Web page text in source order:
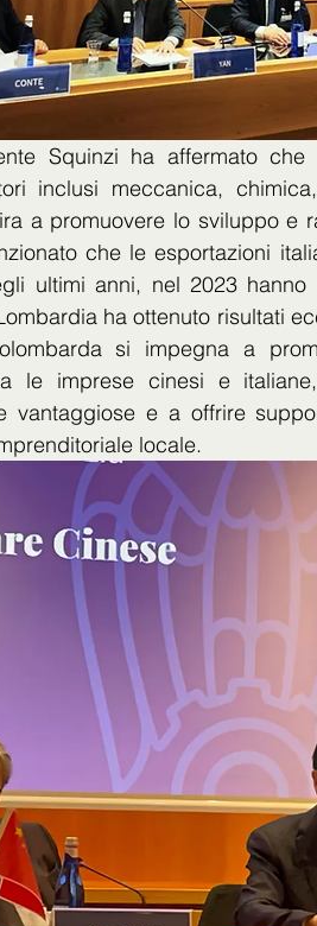
Squinzi ha affermato che
inclusi meccanica,
a promuovere lo sviluppo e
che le esportazioni
ultimi anni, nel 2023
ha ottenuto risultati
si impegna a
le imprese cinesi e
vantaggiose e a offrire
locale.